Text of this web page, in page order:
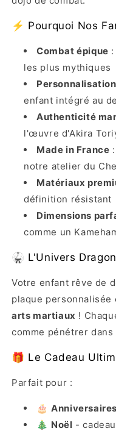
⚡ Pourquoi Nos
Combat épique
les plus mythiques
enfant intégré au
Authenticité
l'œuvre d'Akira
Made in France
notre atelier du
Matériaux
définition résistant
Dimensions
comme un
🥋 L'Univers
Votre enfant rêve de
plaque personnalisée
arts martiaux !
comme pénétrer
🎁 Le Cadeau
Parfait pour :
🎂Anniversaires
🎄 Noël -